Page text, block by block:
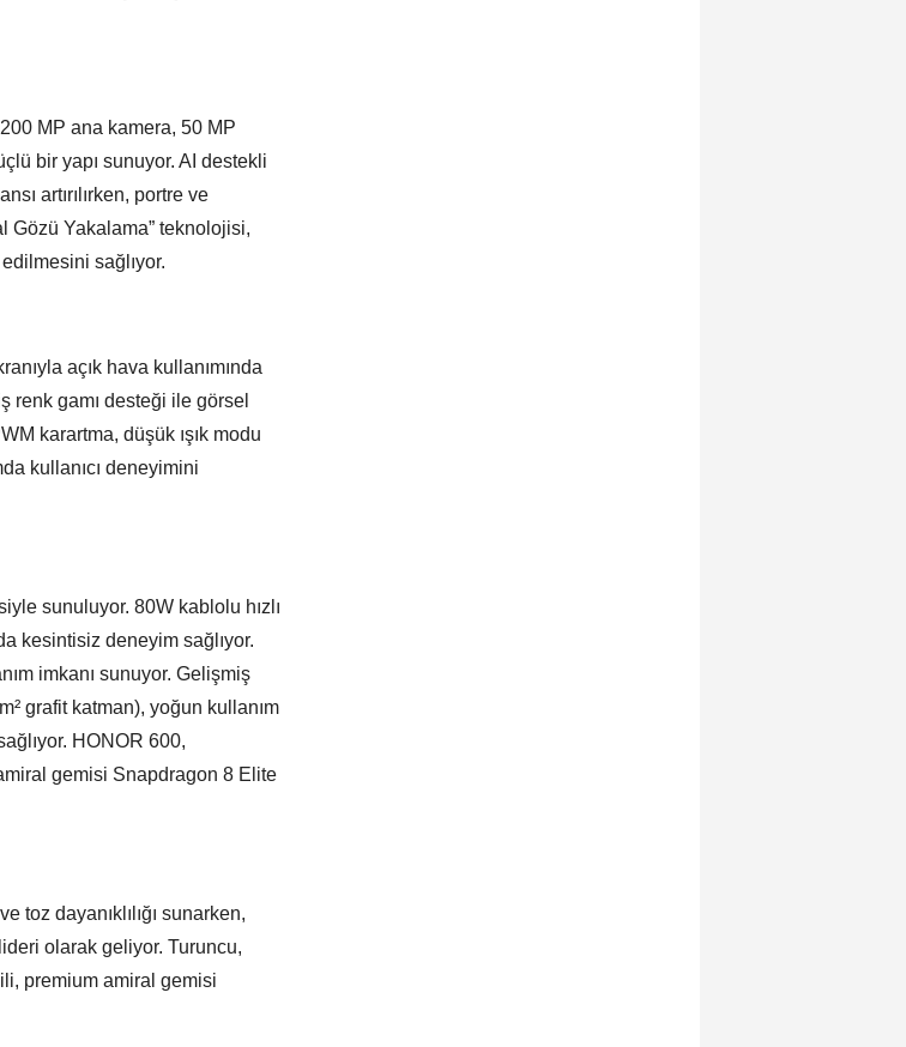
MP ana kamera, 50 MP
bir yapı sunuyor. AI destekli
artırılırken, portre ve
Gözü Yakalama” teknolojisi,
sağlıyor.
açık hava kullanımında
renk gamı desteği ile görsel
karartma, düşük ışık modu
kullanıcı deneyimini
sunuluyor. 80W kablolu hızlı
kesintisiz deneyim sağlıyor.
imkanı sunuyor. Gelişmiş
grafit katman), yoğun kullanım
HONOR 600,
gemisi Snapdragon 8 Elite
toz dayanıklılığı sunarken,
olarak geliyor. Turuncu,
premium amiral gemisi